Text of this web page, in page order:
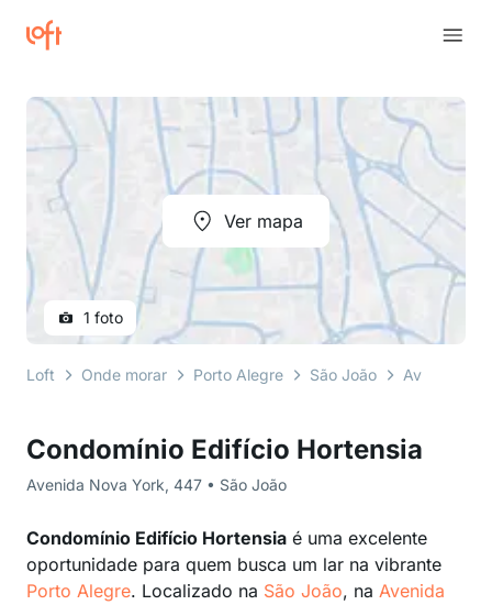
Condomínio Edifício Hortensia
Avenida Nova York, 447 • São João
Condomínio Edifício Hortensia é uma excelente
oportunidade para quem busca um lar na vibrante
Porto Alegre. Localizado na São João, na Avenida
Ver mapa
1 foto
Loft Onde morar Porto Alegre São João Avenida